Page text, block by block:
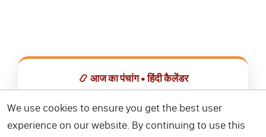
📿 आज का पंचांग • हिंदी कैलेंडर
📅 हिंदी कैलेंडर ऐप डाउनलोड करें
We use cookies to ensure you get the best user
experience on our website. By continuing to use this